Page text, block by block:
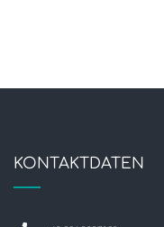
KONTAKTDATEN